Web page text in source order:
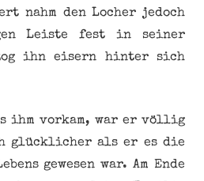
nahm den Locher jedoch
Leiste fest in seiner
ihn eisern hinter sich
ihm vorkam, war er völlig
glücklicher als er es die
gewesen war. Am Ende